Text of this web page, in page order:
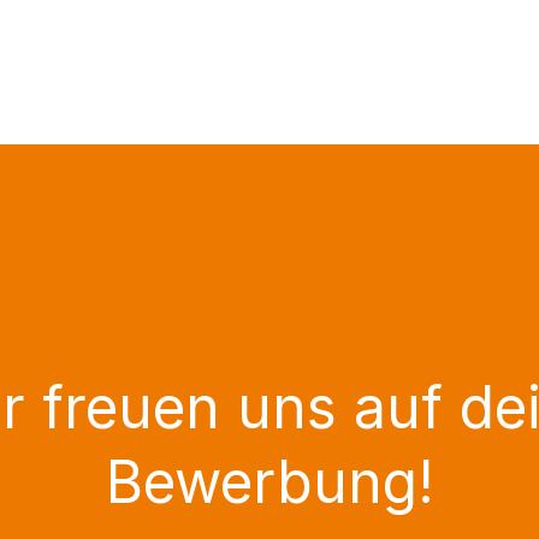
freuen uns auf
Bewerbung!